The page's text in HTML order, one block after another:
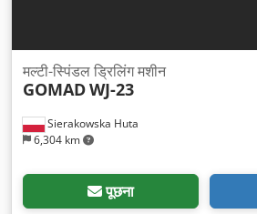
Sierakowska Huta
6,304 km
मल्टी-स्पिंडल ड्रिलिंग मशीन
GOMADWJ-23
पूछना